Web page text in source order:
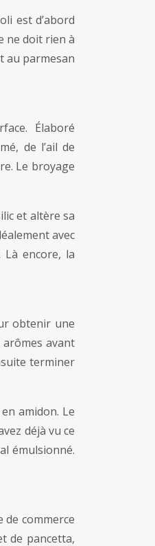
est d’abord
ne doit rien à
au parmesan
Élaboré
de l’ail de
Le broyage
et altère sa
avec
encore, la
obtenir une
avant
terminer
amidon. Le
déjà vu ce
émulsionné.
de commerce
de pancetta,